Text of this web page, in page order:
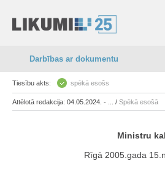
Darbības ar dokumentu
Tiesību akts: spēkā esošs
Attēlotā redakcija: 04.05.2024. - ... / Spēkā esošā
Ministru
Rīgā 2005.gada